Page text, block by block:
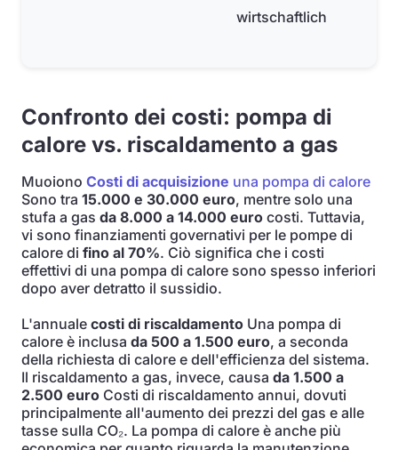
wirtschaftlich
Confronto dei costi: pompa di
calore vs. riscaldamento a gas
Muoiono Costi di acquisizione una pompa di calore
Sono tra 15.000 e 30.000 euro, mentre solo una
stufa a gas da 8.000 a 14.000 euro costi. Tuttavia,
vi sono finanziamenti governativi per le pompe di
calore di fino al 70%. Ciò significa che i costi
effettivi di una pompa di calore sono spesso inferiori
dopo aver detratto il sussidio.
L'annuale costi di riscaldamento Una pompa di
calore è inclusa da 500 a 1.500 euro, a seconda
della richiesta di calore e dell'efficienza del sistema.
Il riscaldamento a gas, invece, causa da 1.500 a
2.500 euro Costi di riscaldamento annui, dovuti
principalmente all'aumento dei prezzi del gas e alle
tasse sulla CO₂. La pompa di calore è anche più